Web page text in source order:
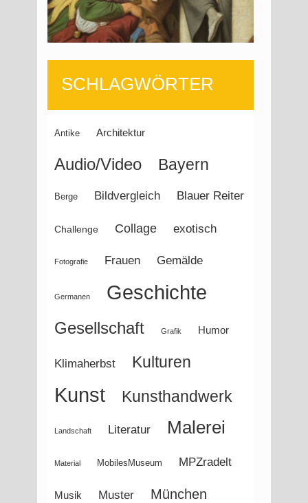
SCHLAGWÖRTER
Antike Architektur
Audio/Video Bayern
Berge Bildvergleich Blauer Reiter
Challenge Collage exotisch
Fotografie Frauen Gemälde
Germanen Geschichte
Gesellschaft Grafik Humor
Klimaherbst Kulturen
Kunst Kunsthandwerk
Landschaft Literatur Malerei
Material MobilesMuseum MPZradelt
Musik Muster München